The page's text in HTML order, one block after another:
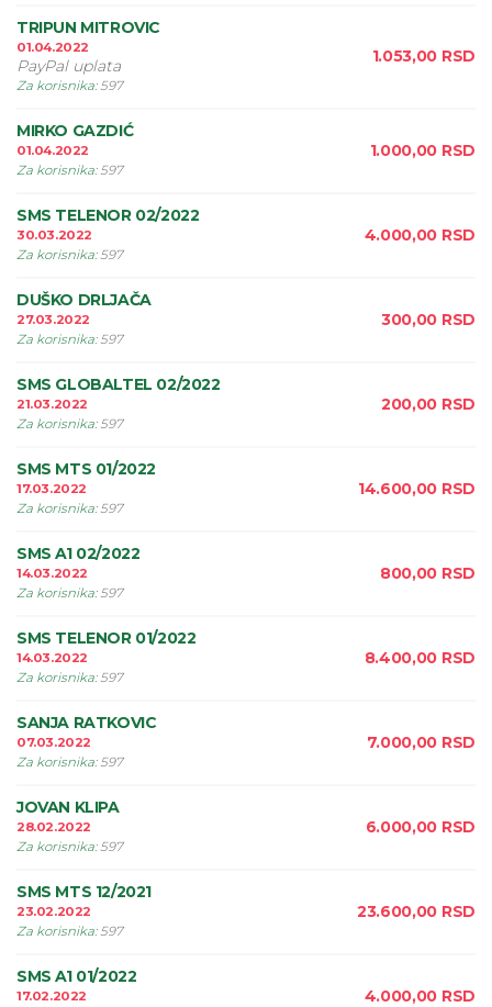
TRIPUN MITROVIC
01.04.2022
PayPal uplata
Za korisnika: 597
1.053,00 RSD
MIRKO GAZDIĆ
01.04.2022
Za korisnika: 597
1.000,00 RSD
SMS TELENOR 02/2022
30.03.2022
Za korisnika: 597
4.000,00 RSD
DUŠKO DRLJAČA
27.03.2022
Za korisnika: 597
300,00 RSD
SMS GLOBALTEL 02/2022
21.03.2022
Za korisnika: 597
200,00 RSD
SMS MTS 01/2022
17.03.2022
Za korisnika: 597
14.600,00 RSD
SMS A1 02/2022
14.03.2022
Za korisnika: 597
800,00 RSD
SMS TELENOR 01/2022
14.03.2022
Za korisnika: 597
8.400,00 RSD
SANJA RATKOVIC
07.03.2022
Za korisnika: 597
7.000,00 RSD
JOVAN KLIPA
28.02.2022
Za korisnika: 597
6.000,00 RSD
SMS MTS 12/2021
23.02.2022
Za korisnika: 597
23.600,00 RSD
SMS A1 01/2022
17.02.2022
4.000,00 RSD